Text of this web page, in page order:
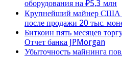
оборудования на ₽5,3 млн
Крупнейший майнер США
после продажи 20 тыс.
Биткоин пять месяцев
Отчет банка JPMorgan
Убыточность майнинга